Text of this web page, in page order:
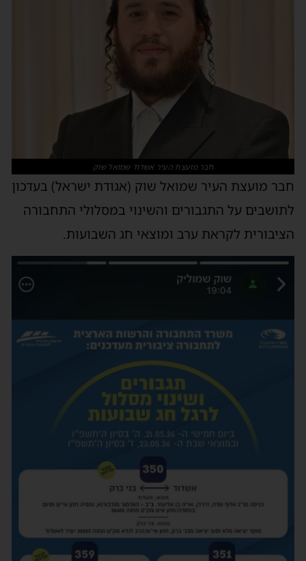
חבר מועצת העיר אשדוד שמואל שוק
חבר מועצת העיר שמואל שוק (אגודת ישראל) בעדכון
לתושבים על התגבורים והשינוי במסלולי התחבורה
הציבורית לקראת ערב ומוצאי חג השבועות.